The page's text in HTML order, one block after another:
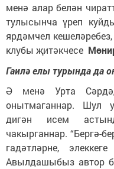
менә алар белән
тулысынча үреп
ярдәмчел
клубы җитәкчесе
Гаилә елы турында да
Ә менә Урта
онытмаганнар. Шул
дигән исем
чакырганнар. “Бергә-
гадәтләрне,
Авылдашыбыз автор